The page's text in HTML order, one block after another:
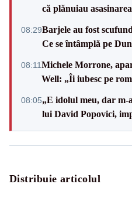
că plănuiau
08:29Barjele au fost
Ce se întâmplă pe
08:11Michele Morrone,
Well: „Îi iubesc pe
08:05„E idolul meu, dar
lui David Popovici,
Distribuie articolul